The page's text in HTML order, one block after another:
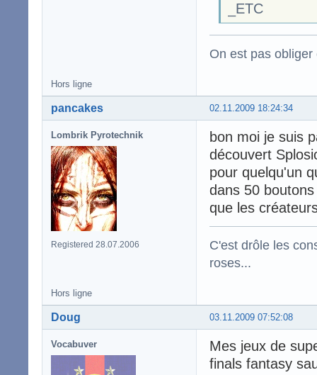
_ETC
On est pas
Hors ligne
02.11.2009 18:24:34
pancakes
Lombrik Pyrotechnik
Registered 28.07.2006
bon moi je suis
découvert
pour quelqu'un
dans 50
que les
C'est drôle les
roses...
Hors ligne
03.11.2009 07:52:08
Doug
Vocabuver
Mes jeux de
finals fantasy